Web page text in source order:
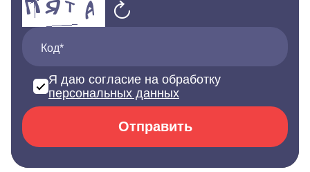
Код*
Я даю согласие на обработку
персональных данных
Отправить